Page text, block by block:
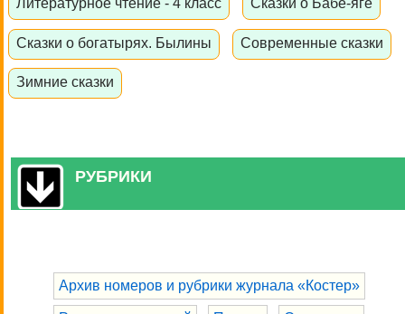
Сказки о богатырях. Былины Современные сказки
Зимние сказки
РУБРИКИ
Архив номеров и рубрики журнала «Костер»